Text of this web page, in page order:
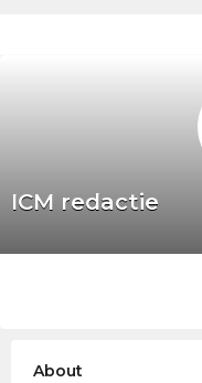
ICM redactie
About